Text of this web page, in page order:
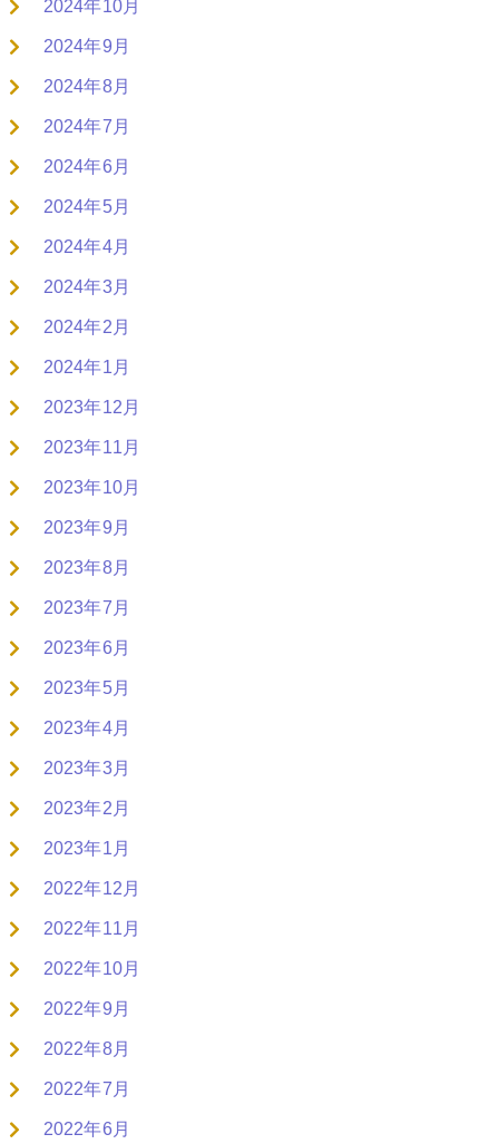
2024年10月
2024年9月
2024年8月
2024年7月
2024年6月
2024年5月
2024年4月
2024年3月
2024年2月
2024年1月
2023年12月
2023年11月
2023年10月
2023年9月
2023年8月
2023年7月
2023年6月
2023年5月
2023年4月
2023年3月
2023年2月
2023年1月
2022年12月
2022年11月
2022年10月
2022年9月
2022年8月
2022年7月
2022年6月